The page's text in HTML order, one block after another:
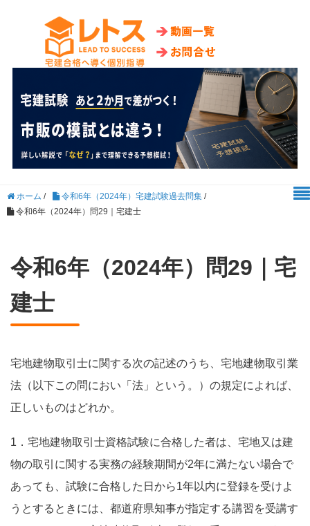
ホーム / 令和6年（2024年）宅建試験過去問集 /
令和6年（2024年）問29｜宅建士
令和6年（2024年）問29｜宅
建士
宅地建物取引士に関する次の記述のうち、宅地建物取引業
法（以下この問におい「法」という。）の規定によれば、
正しいものはどれか。
1．宅地建物取引士資格試験に合格した者は、宅地又は建
物の取引に関する実務の経験期間が2年に満たない場合で
あっても、試験に合格した日から1年以内に登録を受けよ
うとするときには、都道府県知事が指定する講習を受講す